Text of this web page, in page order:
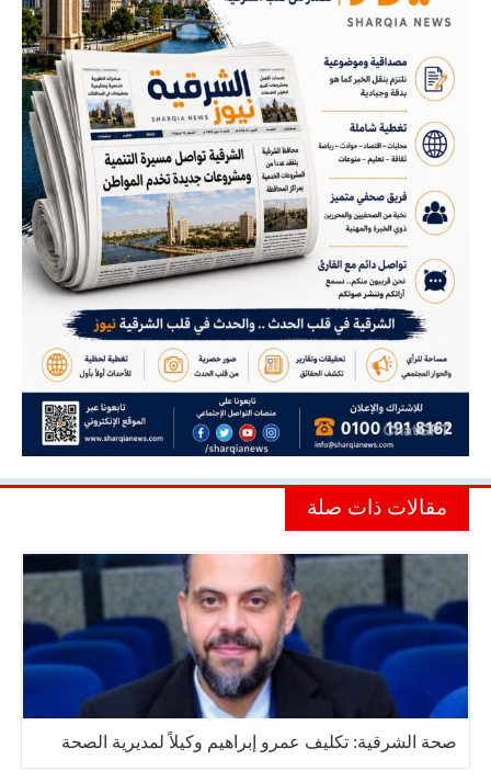
مقالات ذات صلة
صحة الشرقية: تكليف عمرو إبراهيم وكيلاً لمديرية الصحة